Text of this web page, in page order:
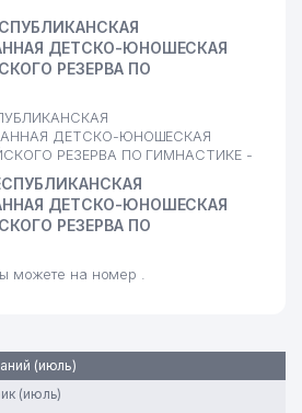
ДЕТСКО-ЮНОШЕСКАЯ
РЕЗЕРВА ПО
ДЕТСКО-ЮНОШЕСКАЯ
РЕЗЕРВА ПО ГИМНАСТИКЕ -
ДЕТСКО-ЮНОШЕСКАЯ
РЕЗЕРВА ПО
можете на номер .
(июль)
(июль)